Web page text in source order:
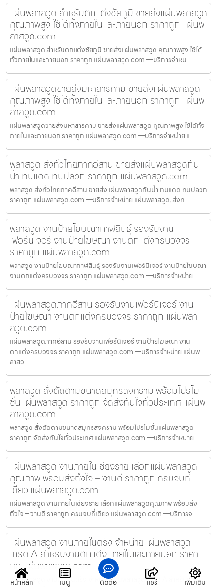
แผ่นพลาสวูด สำหรับตกแต่งชัยภูมิ ขายส่งแผ่นพลาสวูด
คุณภาพสูง ใช้ได้ทั้งภายในและภายนอก ราคาถูก แผ่นพ
ลาสวูด.com
แผ่นพลาสวูด สำหรับตกแต่งชัยภูมิ ขายส่งแผ่นพลาสวูด คุณภาพสูง ใช้ได้
ทั้งภายในและภายนอก ราคาถูก แผ่นพลาสวูด.com —บริการจำหน
แผ่นพลาสวูดขายส่งมหาสารคาม ขายส่งแผ่นพลาสวูด
คุณภาพสูง ใช้ได้ทั้งภายในและภายนอก ราคาถูก แผ่นพ
ลาสวูด.com
แผ่นพลาสวูดขายส่งมหาสารคาม ขายส่งแผ่นพลาสวูด คุณภาพสูง ใช้ได้ทั้ง
ภายในและภายนอก ราคาถูก แผ่นพลาสวูด.com —บริการจำหน่าย แ
พลาสวูด ส่งทั่วไทยภาคอีสาน ขายส่งแผ่นพลาสวูดกัน
น้ำ ทนแดด ทนปลวก ราคาถูก แผ่นพลาสวูด.com
พลาสวูด ส่งทั่วไทยภาคอีสาน ขายส่งแผ่นพลาสวูดกันน้ำ ทนแดด ทนปลวก
ราคาถูก แผ่นพลาสวูด.com —บริการจำหน่าย แผ่นพลาสวูด, ส่งท
พลาสวูด งานป้ายโฆษณากาฬสินธุ์ รองรับงาน
เฟอร์นิเจอร์ งานป้ายโฆษณา งานตกแต่งครบวงจร
ราคาถูก แผ่นพลาสวูด.com
พลาสวูด งานป้ายโฆษณากาฬสินธุ์ รองรับงานเฟอร์นิเจอร์ งานป้ายโฆษณา
งานตกแต่งครบวงจร ราคาถูก แผ่นพลาสวูด.com —บริการจำหน่าย
แผ่นพลาสวูดภาคอีสาน รองรับงานเฟอร์นิเจอร์ งาน
ป้ายโฆษณา งานตกแต่งครบวงจร ราคาถูก แผ่นพลา
สวูด.com
แผ่นพลาสวูดภาคอีสาน รองรับงานเฟอร์นิเจอร์ งานป้ายโฆษณา งาน
ตกแต่งครบวงจร ราคาถูก แผ่นพลาสวูด.com —บริการจำหน่าย แผ่นพ
ลาสว
พลาสวูด สั่งตัดตามขนาดสมุทรสงคราม พร้อมโปรโม
ชั่นแผ่นพลาสวูด ราคาถูก จัดส่งทันใจทั่วประเทศ แผ่นพ
ลาสวูด.com
พลาสวูด สั่งตัดตามขนาดสมุทรสงคราม พร้อมโปรโมชั่นแผ่นพลาสวูด
ราคาถูก จัดส่งทันใจทั่วประเทศ แผ่นพลาสวูด.com —บริการจำหน่าย
แผ่นพลาสวูด งานภายในเชียงราย เลือกแผ่นพลาสวูด
คุณภาพ พร้อมส่งถึงใจ – งานดี ราคาถูก ครบจบที่
เดียว แผ่นพลาสวูด.com
แผ่นพลาสวูด งานภายในเชียงราย เลือกแผ่นพลาสวูดคุณภาพ พร้อมส่ง
ถึงใจ – งานดี ราคาถูก ครบจบที่เดียว แผ่นพลาสวูด.com —บริการจ
แผ่นพลาสวูด งานภายในตรัง จำหน่ายแผ่นพลาสวูด
เกรด A สำหรับงานตกแต่ง ภายในและภายนอก ราคา
ถูก แผ่นพลาสวูด.com
แผ่นพลาสวูด งานภายในตรัง จำหน่ายแผ่นพลาสวูด เกรด A สำหรับงาน
หน้าหลัก เมนู ติดต่อ แชร์ เพิ่มเติม